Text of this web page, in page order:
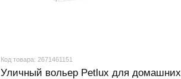
Код товара: 2671461151
Уличный вольер Petlux для домашних